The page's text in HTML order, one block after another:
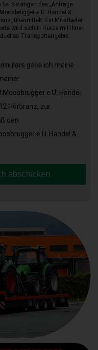
bei Betätigen des „Anfrage
e.U. Handel &
übermittelt. Ein Mitarbeiter
wird sich in Kürze mit Ihnen
Transportangebot
gebe ich meine
e.U. Handel
Hörbranz, zur
den
e.U. Handel &
abschicken